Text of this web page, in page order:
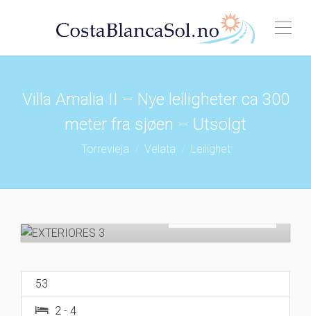
Villa Amalia II – Nye leiligheter ca 300
meter fra sjøen – Utsolgt
Torrevieja Velata Leilighet
Solgt
53
2 - 4